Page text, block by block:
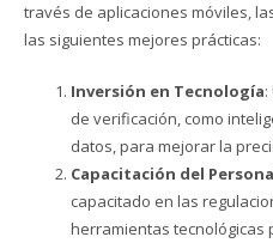
través de aplicaciones móviles,
las siguientes mejores prácticas:
Inversión en Tecnología
de verificación, como
datos, para mejorar la
Capacitación del
capacitado en las
herramientas tecnológicas